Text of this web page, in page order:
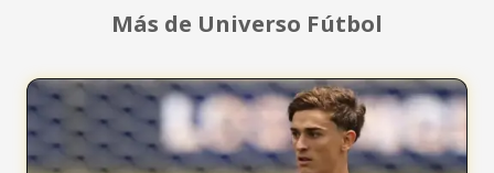
Más de Universo Fútbol